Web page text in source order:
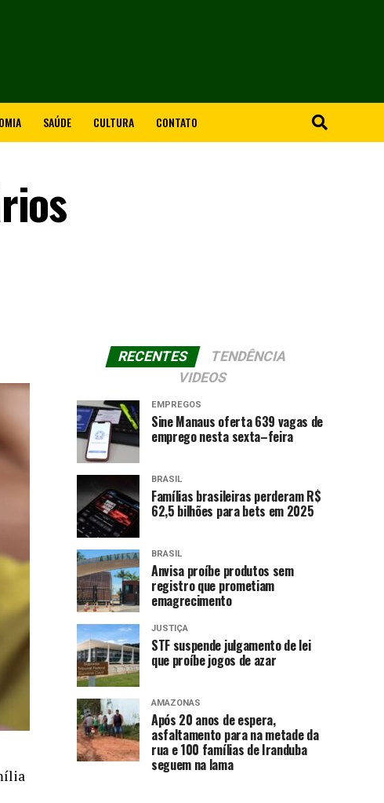
SAÚDE CULTURA CONTATO
RECENTES
TENDÊNCIA
VIDEOS
EMPREGOS
Sine Manaus oferta 639 vagas de
emprego nesta sexta–feira
BRASIL
Famílias brasileiras perderam R$
62,5 bilhões para bets em 2025
BRASIL
Anvisa proíbe produtos sem
registro que prometiam
emagrecimento
JUSTIÇA
STF suspende julgamento de lei
que proíbe jogos de azar
AMAZONAS
Após 20 anos de espera,
asfaltamento para na metade da
rua e 100 famílias de Iranduba
seguem na lama